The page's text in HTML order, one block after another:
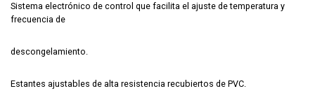
Sistema electrónico de control que facilita el ajuste de temperatura y
frecuencia de
descongelamiento.
Estantes ajustables de alta resistencia recubiertos de PVC.